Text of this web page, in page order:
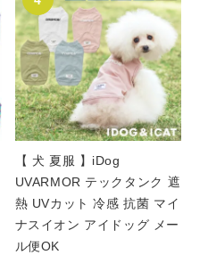
【 犬 夏服 】iDog
UVARMOR テックタンク 遮
熱 UVカット 冷感 抗菌 マイ
ナスイオン アイドッグ メー
ル便OK